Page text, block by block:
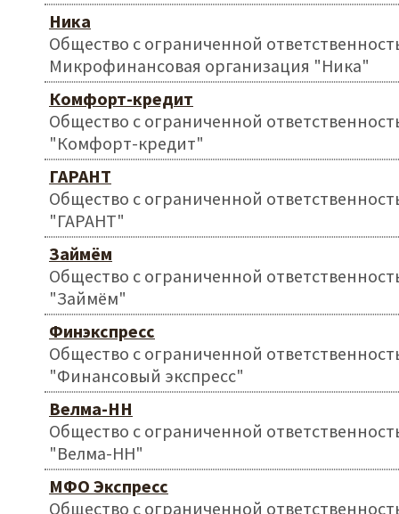
Ника
Общество с ограниченной
Микрофинансовая организация "Ника"
Комфорт-кредит
Общество с ограниченной
"Комфорт-кредит"
ГАРАНТ
Общество с ограниченной
"ГАРАНТ"
Займём
Общество с ограниченной
"Займём"
Финэкспресс
Общество с ограниченной
"Финансовый экспресс"
Велма-НН
Общество с ограниченной
"Велма-НН"
МФО Экспресс
Общество с ограниченной